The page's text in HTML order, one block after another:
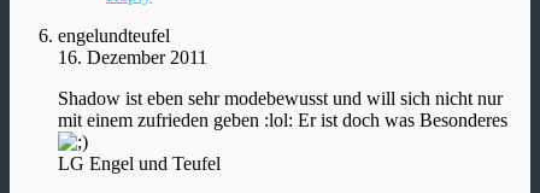
engelundteufel
16. Dezember 2011
Shadow ist eben sehr modebewusst und will sich nicht nur
mit einem zufrieden geben :lol: Er ist doch was Besonderes
LG Engel und Teufel